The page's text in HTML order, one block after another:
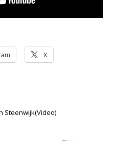
X
Steenwijk(Video)